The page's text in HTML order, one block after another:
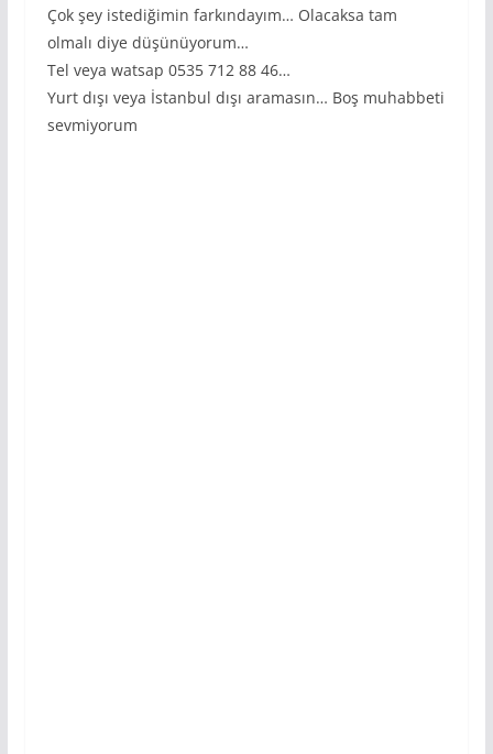
Çok şey istediğimin farkındayım… Olacaksa tam
olmalı diye düşünüyorum…
Tel veya watsap 0535 712 88 46…
Yurt dışı veya İstanbul dışı aramasın… Boş muhabbeti
sevmiyorum